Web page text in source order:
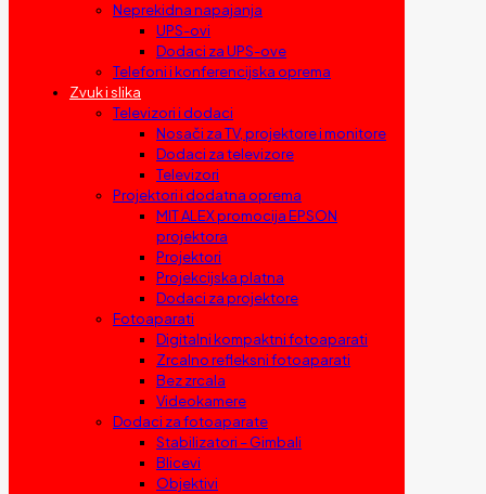
Neprekidna napajanja
UPS-ovi
Dodaci za UPS-ove
Telefoni i konferencijska oprema
Zvuk i slika
Televizori i dodaci
Nosači za TV, projektore i monitore
Dodaci za televizore
Televizori
Projektori i dodatna oprema
MIT ALEX promocija EPSON
projektora
Projektori
Projekcijska platna
Dodaci za projektore
Fotoaparati
Digitalni kompaktni fotoaparati
Zrcalno refleksni fotoaparati
Bez zrcala
Videokamere
Dodaci za fotoaparate
Stabilizatori – Gimbali
Blicevi
Objektivi